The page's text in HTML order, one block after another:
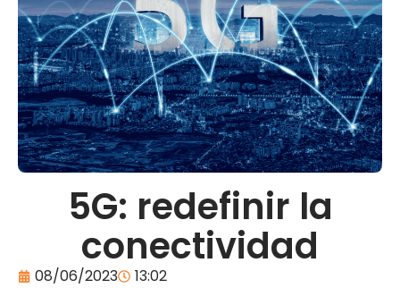
5G: redefinir la
conectividad
08/06/2023 13:02